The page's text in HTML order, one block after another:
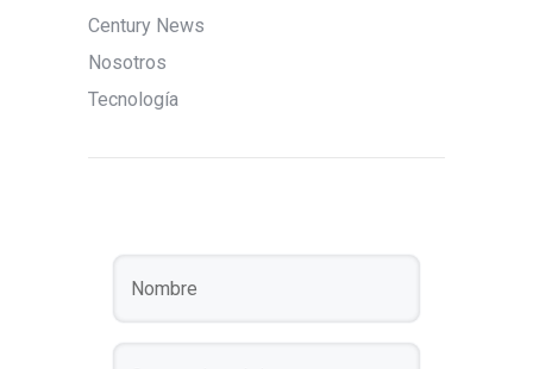
Century News
Nosotros
Tecnología